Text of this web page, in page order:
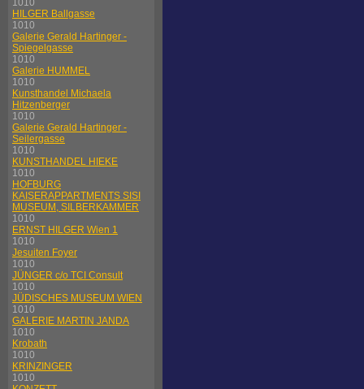
1010
HILGER Ballgasse
1010
Galerie Gerald Hartinger -
Spiegelgasse
1010
Galerie HUMMEL
1010
Kunsthandel Michaela
Hitzenberger
1010
Galerie Gerald Hartinger -
Seilergasse
1010
KUNSTHANDEL HIEKE
1010
HOFBURG
KAISERAPPARTMENTS SISI
MUSEUM, SILBERKAMMER
1010
ERNST HILGER Wien 1
1010
Jesuiten Foyer
1010
JÜNGER c/o TCI Consult
1010
JÜDISCHES MUSEUM WIEN
1010
GALERIE MARTIN JANDA
1010
Krobath
1010
KRINZINGER
1010